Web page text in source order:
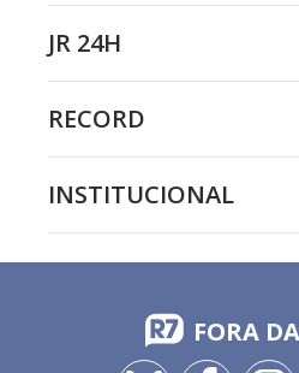
JR 24H
RECORD
INSTITUCIONAL
FORA